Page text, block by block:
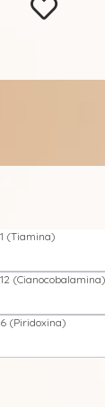
(Tiamina)
(Cianocobalamina)
(Piridoxina)